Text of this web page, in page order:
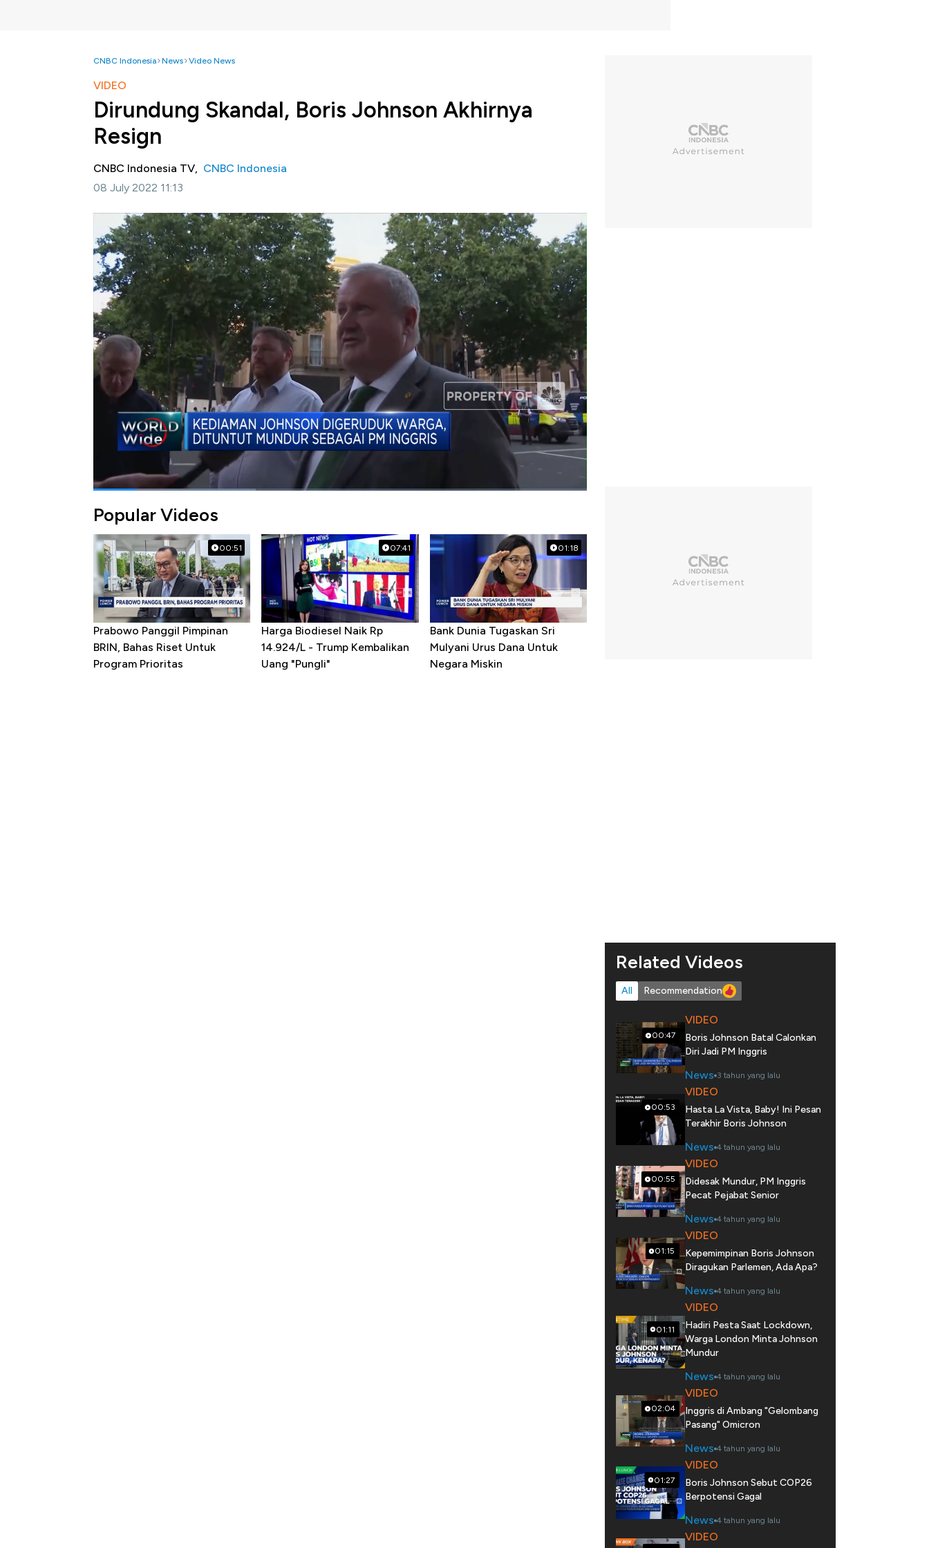
CNBC Indonesia News Video News
VIDEO
Dirundung Skandal, Boris Johnson Akhirnya
Resign
CNBC Indonesia TV, CNBC Indonesia
08 July 2022 11:13
Jakarta, CNBC Indonesia-Sebelum akhirnya bersedia mundur Perdana Menteri Inggris Boris
Johnson bersikeras bertahan meski diserbu desakan dari berbagai pihak. Anggota dewan masyarakat
bahkan kabinetnya sendiri menuntut Johnson mundur. Karena jengah dengan kepemimpinan
Johnson puluhan menteri memutuskan mundur lebih dulu.
Informasi selengkapnya dalam program Squawk Box CNBC Indonesia (Jumat, 08/07/2022) berikut
ini.
Bagikan:
#boris johnson
Popular Videos
00:51
Prabowo Panggil Pimpinan
BRIN, Bahas Riset Untuk
Program Prioritas
07:41
Harga Biodiesel Naik Rp
14.924/L - Trump Kembalikan
Uang "Pungli"
01:18
Bank Dunia Tugaskan Sri
Mulyani Urus Dana Untuk
Negara Miskin
Related Videos
All Recommendation
00:47
VIDEO
Boris Johnson Batal Calonkan
Diri Jadi PM Inggris
News 3 tahun yang lalu
00:53
VIDEO
Hasta La Vista, Baby! Ini Pesan
Terakhir Boris Johnson
News 4 tahun yang lalu
00:55
VIDEO
Didesak Mundur, PM Inggris
Pecat Pejabat Senior
News 4 tahun yang lalu
01:15
VIDEO
Kepemimpinan Boris Johnson
Diragukan Parlemen, Ada Apa?
News 4 tahun yang lalu
01:11
VIDEO
Hadiri Pesta Saat Lockdown,
Warga London Minta Johnson
Mundur
News 4 tahun yang lalu
02:04
VIDEO
Inggris di Ambang "Gelombang
Pasang" Omicron
News 4 tahun yang lalu
01:27
VIDEO
Boris Johnson Sebut COP26
Berpotensi Gagal
News 4 tahun yang lalu
VIDEO